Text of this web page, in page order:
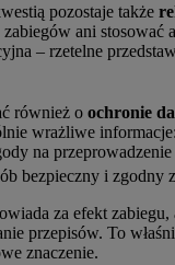
pozostaje także
ani
– rzetelne
również o ochronie
wrażliwe
na
bezpieczny i zgodny
za efekt
przepisów. To
znaczenie.